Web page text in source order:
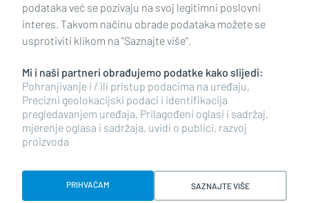
RUBRIKE
BRODSKO-POSAVSKA ŽUPANIJA
POŽEŠKO-SLAVONSKA ŽUPANIJA
podataka već se pozivaju na svoj legitimni poslovni
interes. Takvom načinu obrade podataka možete se
usprotiviti klikom na "Saznajte više".
Mi i naši partneri obrađujemo podatke kako slijedi:
Pohranjivanje i / ili pristup podacima na uređaju,
Precizni geolokacijski podaci i identifikacija
pregledavanjem uređaja, Prilagođeni oglasi i sadržaj,
mjerenje oglasa i sadržaja, uvidi o publici, razvoj
proizvoda
PRIHVAĆAM SAZNAJTE VIŠE